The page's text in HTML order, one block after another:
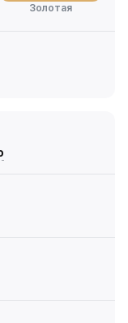
Золотая